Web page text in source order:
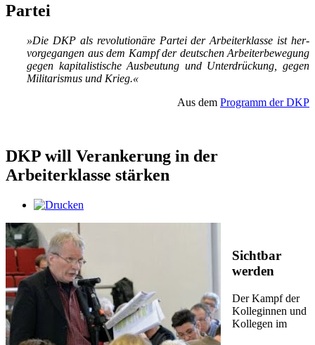
Partei
»Die DKP als re­vo­lu­tio­nä­re Par­tei der Ar­bei­ter­klas­se ist her­
vor­ge­gan­gen aus dem Kampf der deut­schen Ar­bei­ter­be­we­gung
ge­gen ka­pi­ta­lis­ti­sche Aus­beu­tung und Un­ter­drü­ckung, ge­gen
Mi­li­ta­ris­mus und Krieg.«
Aus dem Programm der DKP
DKP will Verankerung in der
Arbeiterklasse stärken
Sichtbar
werden
Der Kampf der
Kolleginnen und
Kollegen im